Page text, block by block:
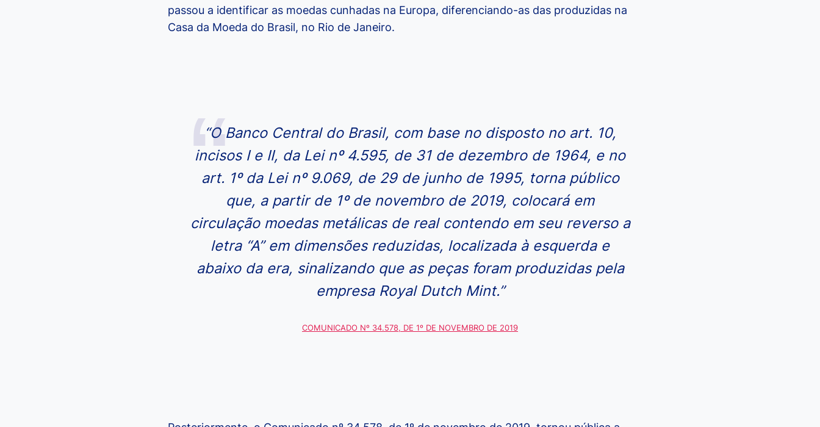
passou a identificar as moedas cunhadas na Europa, diferenciando-as das produzidas na
Casa da Moeda do Brasil, no Rio de Janeiro.
“O Banco Central do Brasil, com base no disposto no art. 10,
incisos I e II, da Lei nº 4.595, de 31 de dezembro de 1964, e no
art. 1º da Lei nº 9.069, de 29 de junho de 1995, torna público
que, a partir de 1º de novembro de 2019, colocará em
circulação moedas metálicas de real contendo em seu reverso a
letra “A” em dimensões reduzidas, localizada à esquerda e
abaixo da era, sinalizando que as peças foram produzidas pela
empresa Royal Dutch Mint.”
COMUNICADO Nº 34.578, DE 1º DE NOVEMBRO DE 2019